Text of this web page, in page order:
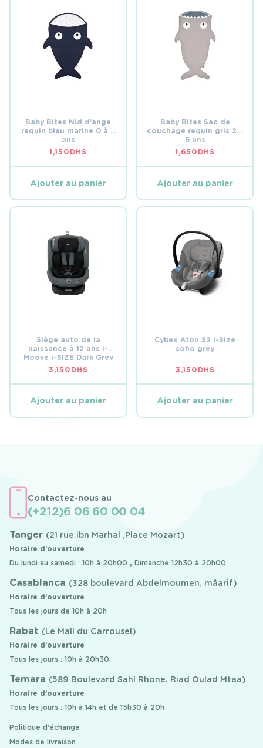
Baby Bites Nid d’ange
requin bleu marine 0 à 2
ans
1,150 DHS
Ajouter au panier
Baby Bites Sac de
couchage requin gris 2 à
6 ans
1,650 DHS
Ajouter au panier
Siège auto de la
naissance à 12 ans i-
Moove i-SIZE Dark Grey
Group 0-1-2-3
3,150 DHS
Ajouter au panier
Cybex Aton S2 i-Size
soho grey
3,150 DHS
Ajouter au panier
Contactez-nous au
(+212)6 06 60 00 04
Tanger (21 rue ibn Marhal ,Place Mozart)
Horaire d’ouverture
Du lundi au samedi : 10h à 20h00 , Dimanche 12h30 à 20h00
Casablanca (328 boulevard Abdelmoumen, mâarif)
Horaire d’ouverture
Tous les jours de 10h à 20h
Rabat (Le Mall du Carrousel)
Horaire d’ouverture
Tous les jours : 10h à 20h30
Temara (589 Boulevard Sahl Rhone, Riad Oulad Mtaa)
Horaire d’ouverture
Tous les jours : 10h à 14h et de 15h30 à 20h
Politique d'échange
Modes de livraison